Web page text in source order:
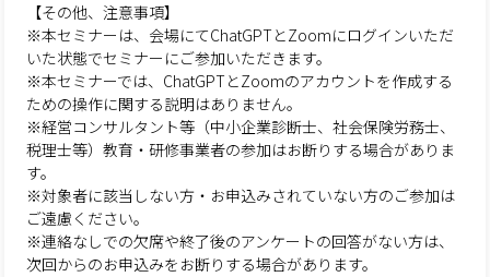
【その他、注意事項】
※本セミナーは、会場にてChatGPTとZoomにログインいただ
いた状態でセミナーにご参加いただきます。
※本セミナーでは、ChatGPTとZoomのアカウントを作成する
ための操作に関する説明はありません。
※経営コンサルタント等（中小企業診断士、社会保険労務士、
税理士等）教育・研修事業者の参加はお断りする場合がありま
す。
※対象者に該当しない方・お申込みされていない方のご参加は
ご遠慮ください。
※連絡なしでの欠席や終了後のアンケートの回答がない方は、
次回からのお申込みをお断りする場合があります。